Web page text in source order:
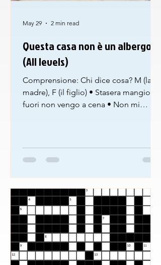
Questa casa non è un albergo
(All levels)
Comprensione: Chi dice cosa? M (la
madre), F (il figlio) • Stasera mangio
fuori non vengo a cena • Non mi
mangi qua, e non rompere i voglioni •
Ve bene basta! • Zucchine, carote,
salmone, butto tutto vero, non mi
avvisi mica sono un mago, tu mangi
qui io la roba non la butto • Va bene
basta! • Mangia fuori va bene, mai pi
May 29 2 min read